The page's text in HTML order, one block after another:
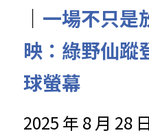
｜ 一場不只是
映：綠野仙蹤
球螢幕
2025 年 8 月 28